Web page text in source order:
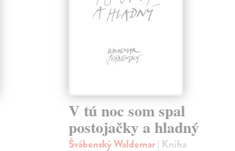
V tú noc som spal
postojačky a hladný
Švábenský Waldemar| Kniha